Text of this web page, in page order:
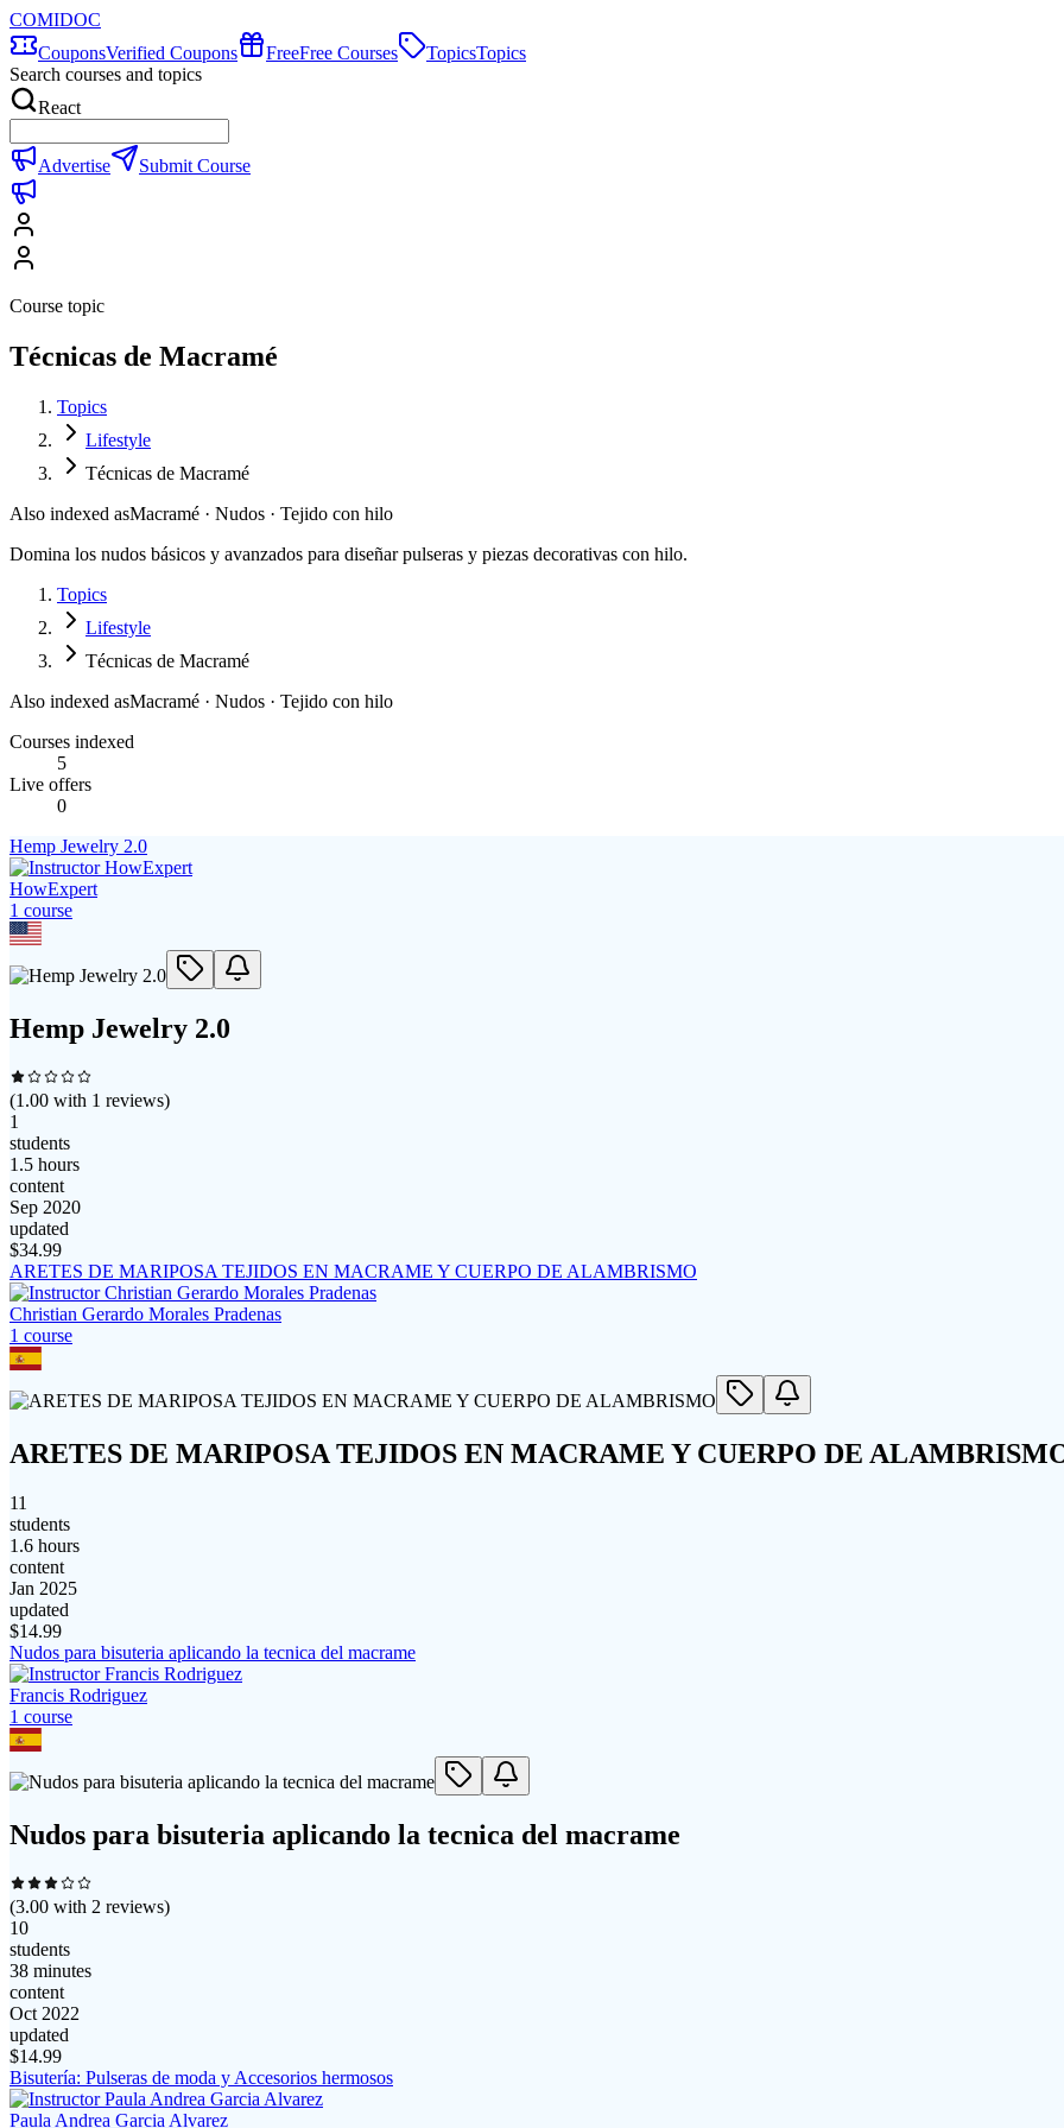
COMIDOC
CouponsVerified Coupons FreeFree Courses TopicsTopics
Search courses and topics
React
Advertise Submit Course
Course topic
Técnicas de Macramé
Topics
Lifestyle
Técnicas de Macramé
Also indexed asMacramé · Nudos · Tejido con hilo
Domina los nudos básicos y avanzados para diseñar pulseras y piezas decorativas con hilo.
Topics
Lifestyle
Técnicas de Macramé
Also indexed asMacramé · Nudos · Tejido con hilo
Courses indexed
5
Live offers
0
Hemp Jewelry 2.0
HowExpert
1 course
Hemp Jewelry 2.0
(1.00 with 1 reviews)
1
students
1.5 hours
content
Sep 2020
updated
$34.99
ARETES DE MARIPOSA TEJIDOS EN MACRAME Y CUERPO DE ALAMBRISMO
Christian Gerardo Morales Pradenas
1 course
ARETES DE MARIPOSA TEJIDOS EN MACRAME Y CUERPO DE
11
students
1.6 hours
content
Jan 2025
updated
$14.99
Nudos para bisuteria aplicando la tecnica del macrame
Francis Rodriguez
1 course
Nudos para bisuteria aplicando la tecnica del macrame
(3.00 with 2 reviews)
10
students
38 minutes
content
Oct 2022
updated
$14.99
Bisutería: Pulseras de moda y Accesorios hermosos
Paula Andrea Garcia Alvarez